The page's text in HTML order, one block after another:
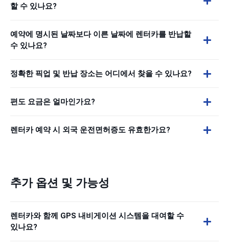
할 수 있나요?
예약에 명시된 날짜보다 이른 날짜에 렌터카를 반납할
수 있나요?
정확한 픽업 및 반납 장소는 어디에서 찾을 수 있나요?
편도 요금은 얼마인가요?
렌터카 예약 시 외국 운전면허증도 유효한가요?
추가 옵션 및 가능성
렌터카와 함께 GPS 내비게이션 시스템을 대여할 수
있나요?